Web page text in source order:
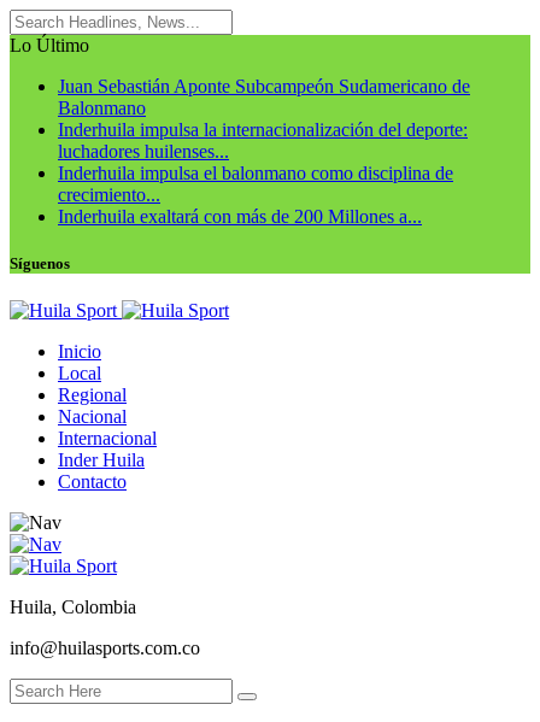
Lo Último
Juan Sebastián Aponte Subcampeón Sudamericano de
Balonmano
Inderhuila impulsa la internacionalización del deporte:
luchadores huilenses...
Inderhuila impulsa el balonmano como disciplina de
crecimiento...
Inderhuila exaltará con más de 200 Millones a...
Síguenos
Inicio
Local
Regional
Nacional
Internacional
Inder Huila
Contacto
Huila, Colombia
info@huilasports.com.co